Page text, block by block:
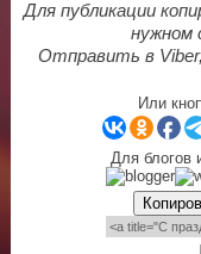
Для публикации
нужном
Отправить в
Или
Для блогов